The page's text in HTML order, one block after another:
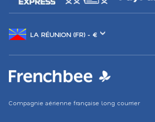
de
Compagnie aérienne française long courrier